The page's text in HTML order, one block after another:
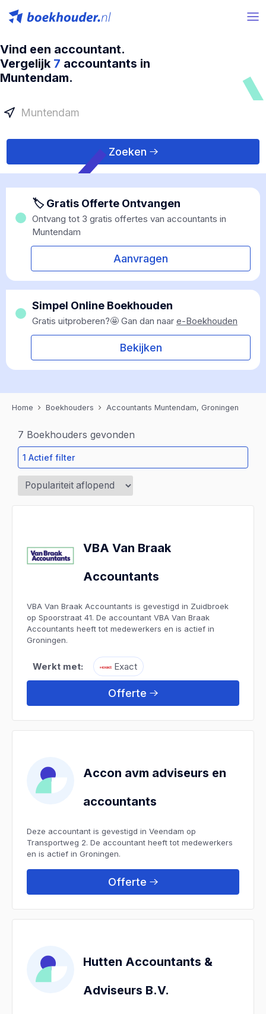
Vind een accountant.
Vergelijk 7 accountants in
Muntendam.
Zoeken
🏷 Gratis Offerte Ontvangen
Ontvang tot 3 gratis offertes van accountants in
Muntendam
Aanvragen
Simpel Online Boekhouden
Gratis uitproberen?🤩 Gan dan naar e-Boekhouden
Bekijken
Home Boekhouders Accountants Muntendam, Groningen
7 Boekhouders gevonden
1 Actief filter
VBA Van Braak
Accountants
VBA Van Braak Accountants is gevestigd in Zuidbroek
op Spoorstraat 41. De accountant VBA Van Braak
Accountants heeft tot medewerkers en is actief in
Groningen.
Werkt met: Exact
Offerte
Accon avm adviseurs en
accountants
Deze accountant is gevestigd in Veendam op
Transportweg 2. De accountant heeft tot medewerkers
en is actief in Groningen.
Offerte
Hutten Accountants &
Adviseurs B.V.